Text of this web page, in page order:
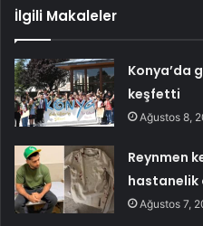
İlgili Makaleler
Konya’da
keşfetti
Ağustos 8,
Reynmen
hastanelik
Ağustos 7,